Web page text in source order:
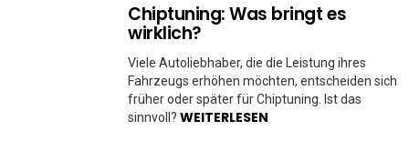
Chiptuning: Was bringt es
wirklich?
Viele Autoliebhaber, die die Leistung ihres
Fahrzeugs erhöhen möchten, entscheiden sich
früher oder später für Chiptuning. Ist das
sinnvoll? WEITERLESEN